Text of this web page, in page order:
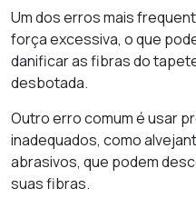
Um dos erros mais
força excessiva, o que
danificar as fibras do
desbotada.
Outro erro comum é usar
inadequados, como
abrasivos, que podem
suas fibras.